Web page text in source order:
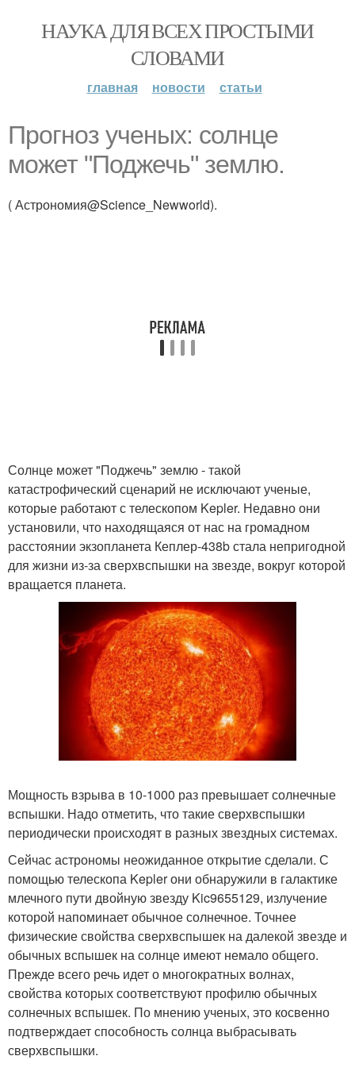
НАУКА ДЛЯ ВСЕХ ПРОСТЫМИ
СЛОВАМИ
главная новости статьи
Прогноз ученых: солнце
может "Поджечь" землю.
( Астрономия@Science_Newworld).
Солнце может "Поджечь" землю - такой
катастрофический сценарий не исключают ученые,
которые работают с телескопом Kepler. Недавно они
установили, что находящаяся от нас на громадном
расстоянии экзопланета Кеплер-438b стала непригодной
для жизни из-за сверхвспышки на звезде, вокруг которой
вращается планета.
Мощность взрыва в 10-1000 раз превышает солнечные
вспышки. Надо отметить, что такие сверхвспышки
периодически происходят в разных звездных системах.
Сейчас астрономы неожиданное открытие сделали. С
помощью телескопа Kepler они обнаружили в галактике
млечного пути двойную звезду Kic9655129, излучение
которой напоминает обычное солнечное. Точнее
физические свойства сверхвспышек на далекой звезде и
обычных вспышек на солнце имеют немало общего.
Прежде всего речь идет о многократных волнах,
свойства которых соответствуют профилю обычных
солнечных вспышек. По мнению ученых, это косвенно
подтверждает способность солнца выбрасывать
сверхвспышки.